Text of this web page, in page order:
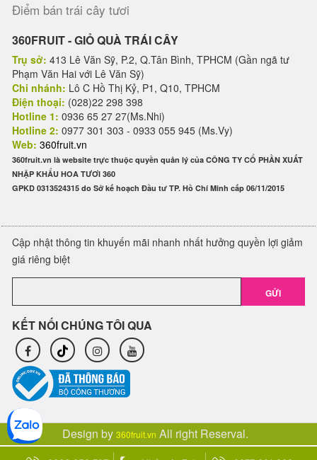
Điểm bán trái cây tươi
360FRUIT - GIỎ QUÀ TRÁI CÂY
Trụ sở: 413 Lê Văn Sỹ, P.2, Q.Tân Bình, TPHCM (Gần ngã tư
Phạm Văn Hai với Lê Văn Sỹ)
Chi nhánh: Lô C Hồ Thị Kỷ, P1, Q10, TPHCM
Điện thoại: (028)22 298 398
Hotline 1: 0936 65 27 27(Ms.Nhi)
Hotline 2: 0977 301 303 - 0933 055 945 (Ms.Vy)
Web: 360fruit.vn
360fruit.vn là website trực thuộc quyền quản lý của CÔNG TY CỔ PHẦN XUẤT
NHẬP KHẨU HOA TƯƠI 360
GPKD 0313524315 do Sở kế hoạch Đầu tư TP. Hồ Chí Minh cấp 06/11/2015
Cập nhật thông tin khuyến mãi nhanh nhất hưởng quyền lợi giảm
giá riêng biệt
GỬI
KẾT NỐI CHÚNG TÔI QUA
Design by 360fruit.vn All right Reserval.